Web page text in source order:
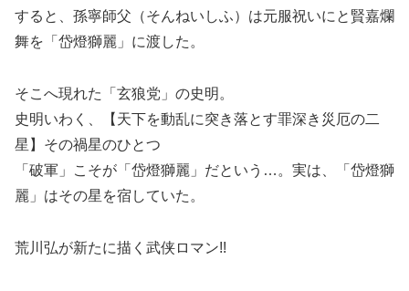
すると、孫寧師父（そんねいしふ）は元服祝いにと賢嘉爛
舞を「岱燈獅麗」に渡した。
そこへ現れた「玄狼党」の史明。
史明いわく、【天下を動乱に突き落とす罪深き災厄の二
星】その禍星のひとつ
「破軍」こそが「岱燈獅麗」だという…。実は、「岱燈獅
麗」はその星を宿していた。
荒川弘が新たに描く武侠ロマン!!